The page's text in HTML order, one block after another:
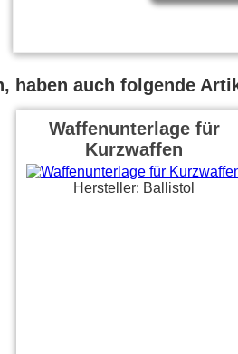
haben auch folgende
Waffenunterlage für
Kurzwaffen
Hersteller: Ballistol